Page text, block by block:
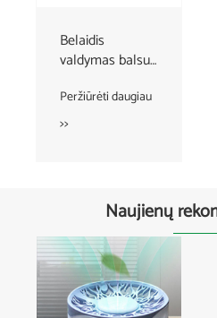
Belaidis
valdymas balsu
išmaniosios
lemputės lizdas
Peržiūrėti daugiau
>>
Naujienų